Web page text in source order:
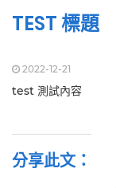
TEST 標題
2022-12-21
test 測試內容
分享此文：